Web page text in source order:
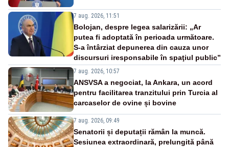
7 aug. 2026, 11:51
Bolojan, despre legea salarizării: „Ar
putea fi adoptată în perioada următoare.
S-a întârziat depunerea din cauza unor
discursuri iresponsabile în spaţiul public”
7 aug. 2026, 10:57
ANSVSA a negociat, la Ankara, un acord
pentru facilitarea tranzitului prin Turcia al
carcaselor de ovine și bovine
7 aug. 2026, 09:49
Senatorii și deputații rămân la muncă.
Sesiunea extraordinară, prelungită până